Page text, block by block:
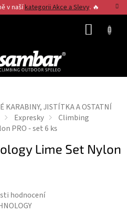
v našíkategorii Akce a Slevy. 🔥
KARABINY, JISTÍTKA A OSTATNÍ
Expresky
Climbing
PRO - set 6 ks
Lime Set Nylon
hodnocení